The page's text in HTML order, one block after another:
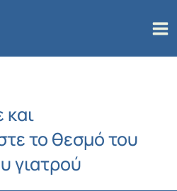
το θεσμό του
γιατρού